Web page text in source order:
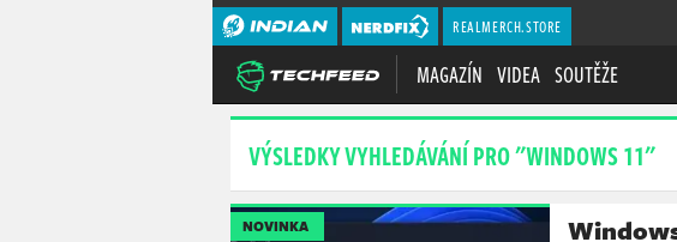
REALMERCH.STORE
MAGAZÍN VIDEA SOUTĚŽE
VÝSLEDKY VYHLEDÁVÁNÍ PRO "WINDOWS 11"
NOVINKA